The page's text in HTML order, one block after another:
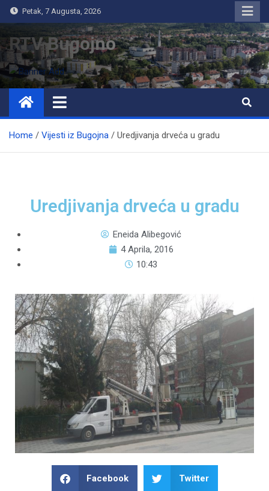
Petak, 7 Augusta, 2026
RTV Bugojno
Home Vijesti iz Bugojna Uredjivanja drveća u gradu
Uredjivanja drveća u gradu
Eneida Alibegović
4 Aprila, 2016
10:43
Facebook Twitter